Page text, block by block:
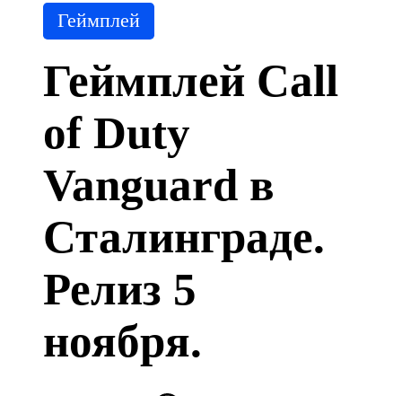
Posted
in
Геймплей
Геймплей Call
of Duty
Vanguard в
Сталинграде.
Релиз 5
ноября.